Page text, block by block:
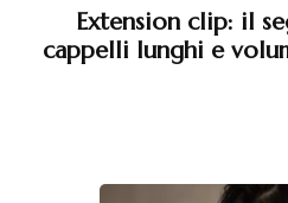
Extension clip: il
cappelli lunghi e